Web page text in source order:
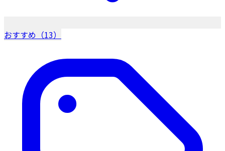
おすすめ（13）